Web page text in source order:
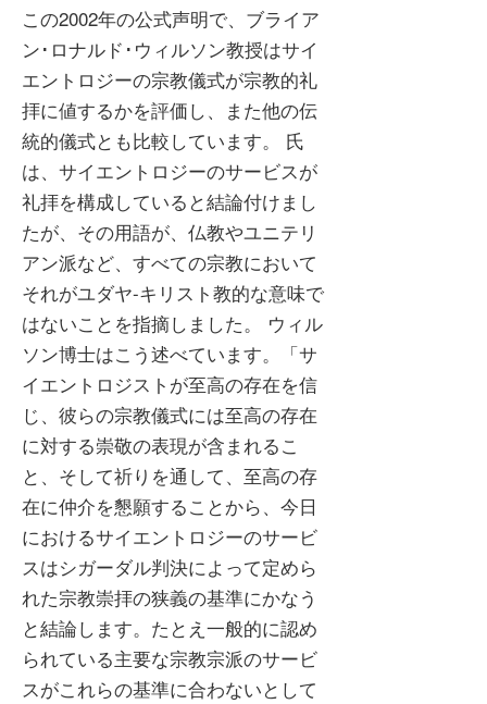
この2002年の公式声明で、ブライア
ン･ロナルド･ウィルソン教授はサイ
エントロジーの宗教儀式が宗教的礼
拝に値するかを評価し、また他の伝
統的儀式とも比較しています。 氏
は、サイエントロジーのサービスが
礼拝を構成していると結論付けまし
たが、その用語が、仏教やユニテリ
アン派など、すべての宗教において
それがユダヤ-キリスト教的な意味で
はないことを指摘しました。 ウィル
ソン博士はこう述べています。「サ
イエントロジストが至高の存在を信
じ、彼らの宗教儀式には至高の存在
に対する崇敬の表現が含まれるこ
と、そして祈りを通して、至高の存
在に仲介を懇願することから、今日
におけるサイエントロジーのサービ
スはシガーダル判決によって定めら
れた宗教崇拝の狭義の基準にかなう
と結論します。たとえ一般的に認め
られている主要な宗教宗派のサービ
スがこれらの基準に合わないとして